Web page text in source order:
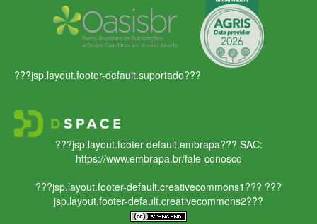
???jsp.layout.footer-default.suportado???
???jsp.layout.footer-default.embrapa??? SAC:
https://www.embrapa.br/fale-conosco
???jsp.layout.footer-default.creativecommons1??? ???
jsp.layout.footer-default.creativecommons2???